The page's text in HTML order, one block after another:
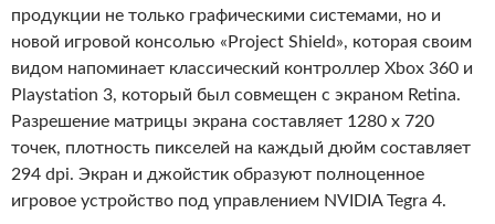
продукции не только графическими системами, но и
новой игровой консолью «Project Shield», которая своим
видом напоминает классический контроллер Xbox 360 и
Playstation 3, который был совмещен с экраном Retina.
Разрешение матрицы экрана составляет 1280 x 720
точек, плотность пикселей на каждый дюйм составляет
294 dpi. Экран и джойстик образуют полноценное
игровое устройство под управлением NVIDIA Tegra 4.